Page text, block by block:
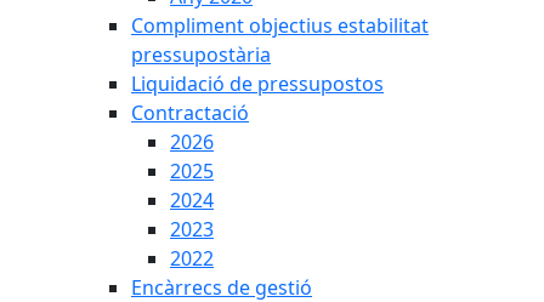
Compliment objectius estabilitat
pressupostària
Liquidació de pressupostos
Contractació
2026
2025
2024
2023
2022
Encàrrecs de gestió